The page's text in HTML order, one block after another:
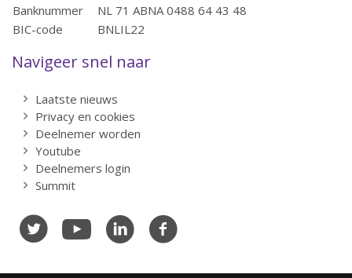
Banknummer
NL 71 ABNA 0488 64 43 48
BIC-code
BNLIL22
Navigeer snel naar
Laatste nieuws
Privacy en cookies
Deelnemer worden
Youtube
Deelnemers login
Summit